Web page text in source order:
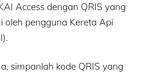
Access dengan QRIS yang
oleh pengguna Kereta Api
simpanlah kode QRIS yang